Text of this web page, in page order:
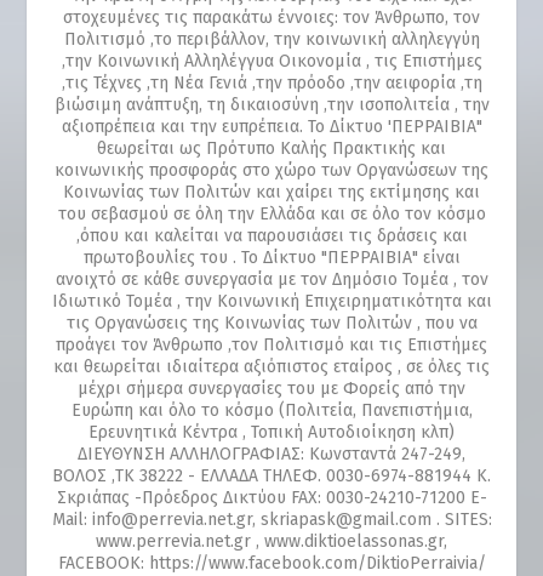
στοχευμένες τις παρακάτω έννοιες: τον Άνθρωπο, τον
Πολιτισμό ,το περιβάλλον, την κοινωνική αλληλεγγύη
,την Κοινωνική Αλληλέγγυα Οικονομία , τις Επιστήμες
,τις Τέχνες ,τη Νέα Γενιά ,την πρόοδο ,την αειφορία ,τη
βιώσιμη ανάπτυξη, τη δικαιοσύνη ,την ισοπολιτεία , την
αξιοπρέπεια και την ευπρέπεια. Το Δίκτυο 'ΠΕΡΡΑΙΒΙΑ"
θεωρείται ως Πρότυπο Καλής Πρακτικής και
κοινωνικής προσφοράς στο χώρο των Οργανώσεων της
Κοινωνίας των Πολιτών και χαίρει της εκτίμησης και
του σεβασμού σε όλη την Ελλάδα και σε όλο τον κόσμο
,όπου και καλείται να παρουσιάσει τις δράσεις και
πρωτοβουλίες του . Το Δίκτυο "ΠΕΡΡΑΙΒΙΑ" είναι
ανοιχτό σε κάθε συνεργασία με τον Δημόσιο Τομέα , τον
Ιδιωτικό Τομέα , την Κοινωνική Επιχειρηματικότητα και
τις Οργανώσεις της Κοινωνίας των Πολιτών , που να
προάγει τον Άνθρωπο ,τον Πολιτισμό και τις Επιστήμες
και θεωρείται ιδιαίτερα αξιόπιστος εταίρος , σε όλες τις
μέχρι σήμερα συνεργασίες του με Φορείς από την
Ευρώπη και όλο το κόσμο (Πολιτεία, Πανεπιστήμια,
Ερευνητικά Κέντρα , Τοπική Αυτοδιοίκηση κλπ)
ΔΙΕΥΘΥΝΣΗ ΑΛΛΗΛΟΓΡΑΦΙΑΣ: Κωνσταντά 247-249,
ΒΟΛΟΣ ,ΤΚ 38222 - ΕΛΛΑΔΑ ΤΗΛΕΦ. 0030-6974-881944 Κ.
Σκριάπας -Πρόεδρος Δικτύου FAX: 0030-24210-71200 E-
Mail: info@perrevia.net.gr, skriapask@gmail.com . SITES:
www.perrevia.net.gr , www.diktioelassonas.gr,
FACEBOOK: https://www.facebook.com/DiktioPerraivia/